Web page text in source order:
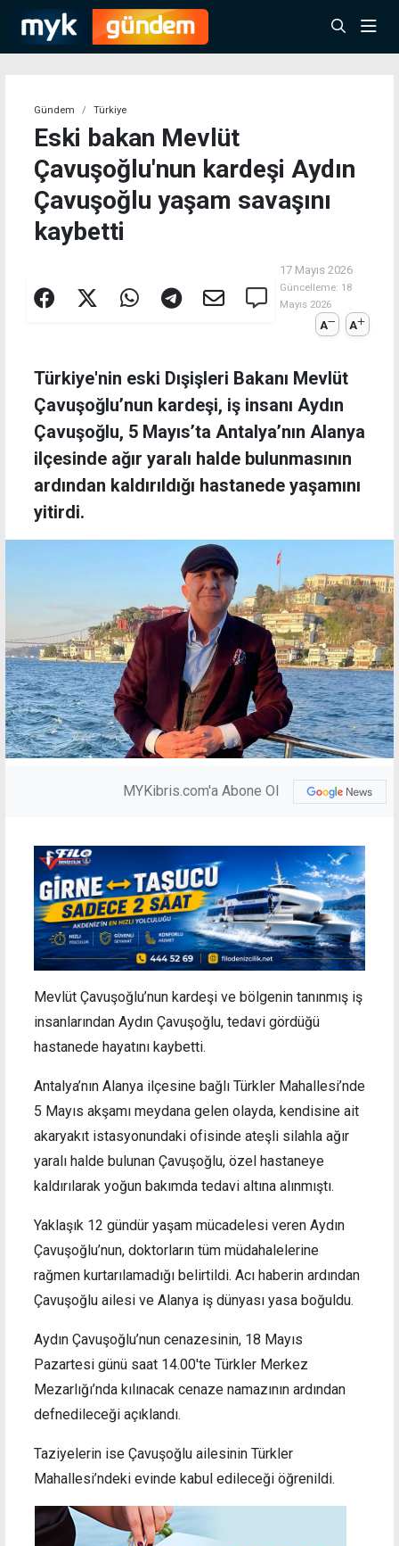
Gündem Türkiye
Eski bakan Mevlüt
Çavuşoğlu'nun kardeşi Aydın
Çavuşoğlu yaşam savaşını
kaybetti
17 Mayıs 2026
Güncelleme: 18
Mayıs 2026
A A
Türkiye'nin eski Dışişleri Bakanı Mevlüt
Çavuşoğlu’nun kardeşi, iş insanı Aydın
Çavuşoğlu, 5 Mayıs’ta Antalya’nın Alanya
ilçesinde ağır yaralı halde bulunmasının
ardından kaldırıldığı hastanede yaşamını
yitirdi.
MYKibris.com'a Abone Ol
Mevlüt Çavuşoğlu’nun kardeşi ve bölgenin tanınmış iş
insanlarından Aydın Çavuşoğlu, tedavi gördüğü
hastanede hayatını kaybetti.
Antalya’nın Alanya ilçesine bağlı Türkler Mahallesi’nde
5 Mayıs akşamı meydana gelen olayda, kendisine ait
akaryakıt istasyonundaki ofisinde ateşli silahla ağır
yaralı halde bulunan Çavuşoğlu, özel hastaneye
kaldırılarak yoğun bakımda tedavi altına alınmıştı.
Yaklaşık 12 gündür yaşam mücadelesi veren Aydın
Çavuşoğlu’nun, doktorların tüm müdahalelerine
rağmen kurtarılamadığı belirtildi. Acı haberin ardından
Çavuşoğlu ailesi ve Alanya iş dünyası yasa boğuldu.
Aydın Çavuşoğlu’nun cenazesinin, 18 Mayıs
Pazartesi günü saat 14.00'te Türkler Merkez
Mezarlığı’nda kılınacak cenaze namazının ardından
defnedileceği açıklandı.
Taziyelerin ise Çavuşoğlu ailesinin Türkler
Mahallesi’ndeki evinde kabul edileceği öğrenildi.